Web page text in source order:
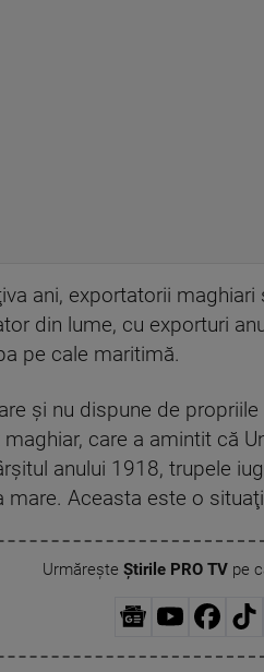
ani, exportatorii
din lume, cu exporturi
pe cale maritimă.
şi nu dispune de
care a amintit că
anului 1918, trupele
mare. Aceasta este o
Urmărește Știrile PRO TVpe